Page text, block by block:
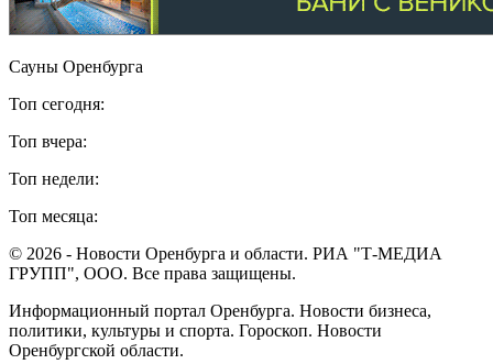
Сауны Оренбурга
Топ сегодня:
Топ вчера:
Топ недели:
Топ месяца:
© 2026 - Новости Оренбурга и области. РИА "Т-МЕДИА
ГРУПП", ООО. Все права защищены.
Информационный портал Оренбурга. Новости бизнеса,
политики, культуры и спорта. Гороскоп. Новости
Оренбургской области.